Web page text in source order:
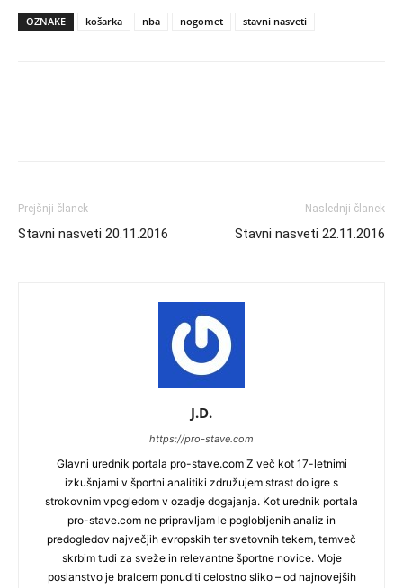
OZNAKE košarka nba nogomet stavni nasveti
Prejšnji članek
Stavni nasveti 20.11.2016
Naslednji članek
Stavni nasveti 22.11.2016
J.D.
https://pro-stave.com
Glavni urednik portala pro-stave.com Z več kot 17-letnimi
izkušnjami v športni analitiki združujem strast do igre s
strokovnim vpogledom v ozadje dogajanja. Kot urednik portala
pro-stave.com ne pripravljam le poglobljenih analiz in
predogledov največjih evropskih ter svetovnih tekem, temveč
skrbim tudi za sveže in relevantne športne novice. Moje
poslanstvo je bralcem ponuditi celostno sliko – od najnovejših